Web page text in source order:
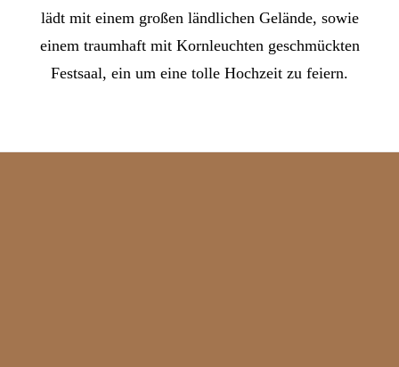
lädt mit einem großen ländlichen Gelände, sowie
einem traumhaft mit Kornleuchten geschmückten
Festsaal, ein um eine tolle Hochzeit zu feiern.